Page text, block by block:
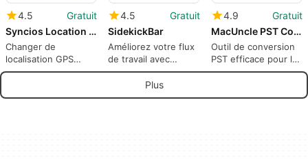
4.5
Gratuit
Syncios Location Changer
Changer de
localisation GPS
facilement sur Mac
4.5
Gratuit
SidekickBar
Améliorez votre flux
de travail avec
SidekickBar
4.9
Gratuit
MacUncle PST Converter
Outil de conversion
PST efficace pour les
utilisateurs de Mac
Plus